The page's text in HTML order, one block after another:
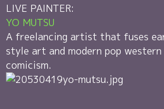
LIVE PAINTER:
YO MUTSU
A freelancing artist that fuses
style art and modern pop
comicism.